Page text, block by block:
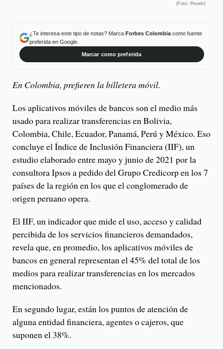
(Foto: Pexels)
¿Te interesa este tipo de notas? Marca Forbes Colombiacomo fuente
preferida en Google.
Marcar como preferida
En Colombia, prefieren la billetera móvil.
Los aplicativos móviles de bancos son el medio más
usado para realizar transferencias en Bolivia,
Colombia, Chile, Ecuador, Panamá, Perú y México. Eso
concluye el Índice de Inclusión Financiera (IIF), un
estudio elaborado entre mayo y junio de 2021 por la
consultora Ipsos a pedido del Grupo Credicorp en los 7
países de la región en los que el conglomerado de
origen peruano opera.
El IIF, un indicador que mide el uso, acceso y calidad
percibida de los servicios financieros demandados,
revela que, en promedio, los aplicativos móviles de
bancos en general representan el 45% del total de los
medios para realizar transferencias en los mercados
mencionados.
En segundo lugar, están los puntos de atención de
alguna entidad financiera, agentes o cajeros, que
suponen el 38%.